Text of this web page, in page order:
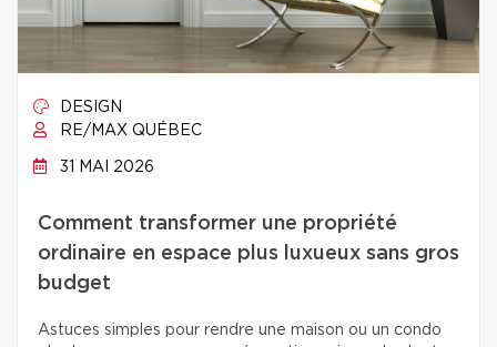
DESIGN
RE/MAX QUÉBEC
31 MAI 2026
Comment transformer une propriété
ordinaire en espace plus luxueux sans gros
budget
Astuces simples pour rendre une maison ou un condo